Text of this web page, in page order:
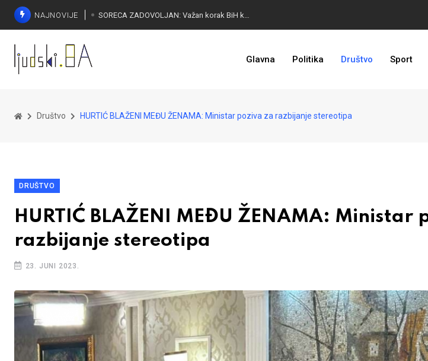
NAJNOVIJE
Glavna Politika Društvo Sport
Društvo HURTIĆ BLAŽENI MEĐU ŽENAMA: Ministar poziva za razbijanje stereotipa
DRUŠTVO
HURTIĆ BLAŽENI MEĐU ŽENAMA: Ministar
razbijanje stereotipa
23. JUNI 2023.